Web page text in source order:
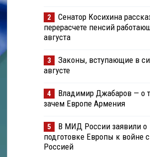
2
Сенатор Косихина
перерасчете пенсий
августа
3
Законы, вступающие в
августе
4
Владимир Джабаров — о
зачем Европе Армения
5
В МИД России заявили о
подготовке Европы к войне с
Россией